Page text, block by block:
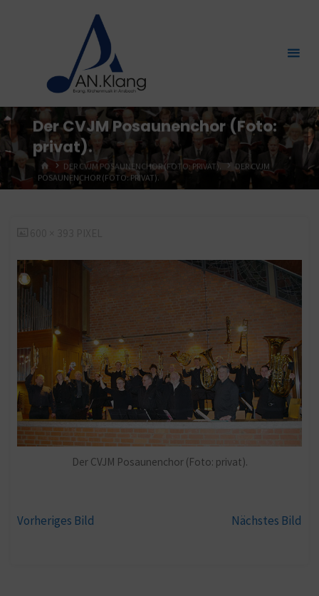
Der CVJM Posaunenchor (Foto:
privat).
STARTDER CVJM POSAUNENCHOR (FOTO: PRIVAT).
DER CVJM
POSAUNENCHOR (FOTO: PRIVAT).
Der CVJM Posaunenchor (Foto: privat).
Vorheriges Bild Nächstes Bild